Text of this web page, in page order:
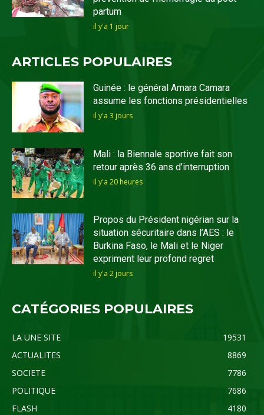
partum
il y'a 1 jour
ARTICLES POPULAIRES
Guinée : le général Amara Camara
assume les fonctions présidentielles
il y'a 3 jours
Mali : la Biennale sportive fait son
retour après 36 ans d’interruption
il y'a 20 heures
Propos du Président nigérian sur la
situation sécuritaire dans l’AES : le
Burkina Faso, le Mali et le Niger
expriment leur profond regret
il y'a 2 jours
CATÉGORIES POPULAIRES
LA UNE SITE
19531
ACTUALITES
8869
SOCIETE
7786
POLITIQUE
7686
FLASH
4180